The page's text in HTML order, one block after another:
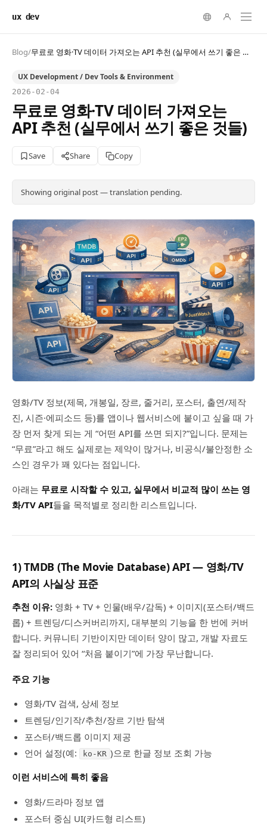
ux dev
Blog/ 무료로 영화·TV 데이터 가져오는 API 추천 (실무에서 쓰기 좋은 것들)
UX Development / Dev Tools & Environment
2026-02-04
무료로 영화·TV 데이터 가져오는
API 추천 (실무에서 쓰기 좋은 것들)
Save Share Copy
Showing original post — translation pending.
영화/TV 정보(제목, 개봉일, 장르, 줄거리, 포스터, 출연/제작
진, 시즌·에피소드 등)를 앱이나 웹서비스에 붙이고 싶을 때 가
장 먼저 찾게 되는 게 “어떤 API를 쓰면 되지?”입니다. 문제는
“무료”라고 해도 실제로는 제약이 많거나, 비공식/불안정한 소
스인 경우가 꽤 있다는 점입니다.
아래는 무료로 시작할 수 있고, 실무에서 비교적 많이 쓰는 영
화/TV API들을 목적별로 정리한 리스트입니다.
1) TMDB (The Movie Database) API — 영화/TV
API의 사실상 표준
추천 이유: 영화 + TV + 인물(배우/감독) + 이미지(포스터/백드
롭) + 트렌딩/디스커버리까지, 대부분의 기능을 한 번에 커버
합니다. 커뮤니티 기반이지만 데이터 양이 많고, 개발 자료도
잘 정리되어 있어 “처음 붙이기”에 가장 무난합니다.
주요 기능
영화/TV 검색, 상세 정보
트렌딩/인기작/추천/장르 기반 탐색
포스터/백드롭 이미지 제공
언어 설정(예:
ko-KR )으로 한글 정보 조회 가능
이런 서비스에 특히 좋음
영화/드라마 정보 앱
포스터 중심 UI(카드형 리스트)